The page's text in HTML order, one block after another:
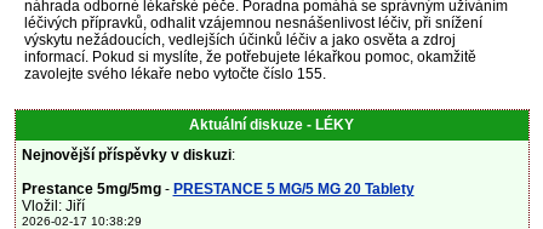
náhrada odborné lékařské péče. Poradna pomáhá se správným užíváním
léčivých přípravků, odhalit vzájemnou nesnášenlivost léčiv, při snížení
výskytu nežádoucích, vedlejších účinků léčiv a jako osvěta a zdroj
informací. Pokud si myslíte, že potřebujete lékařkou pomoc, okamžitě
zavolejte svého lékaře nebo vytočte číslo 155.
Aktuální diskuze - LÉKY
Nejnovější příspěvky v diskuzi:
Prestance 5mg/5mg- PRESTANCE 5 MG/5 MG 20 Tablety
Vložil: Jiří
2026-02-17 10:38:29